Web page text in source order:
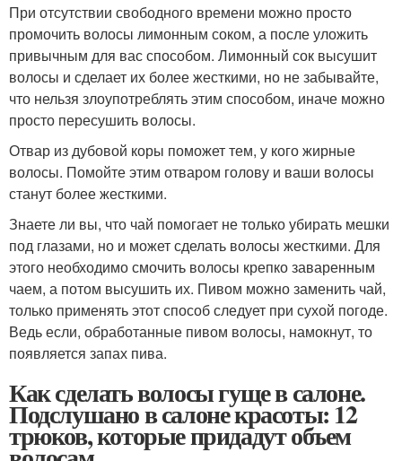
При отсутствии свободного времени можно просто
промочить волосы лимонным соком, а после уложить
привычным для вас способом. Лимонный сок высушит
волосы и сделает их более жесткими, но не забывайте,
что нельзя злоупотреблять этим способом, иначе можно
просто пересушить волосы.
Отвар из дубовой коры поможет тем, у кого жирные
волосы. Помойте этим отваром голову и ваши волосы
станут более жесткими.
Знаете ли вы, что чай помогает не только убирать мешки
под глазами, но и может сделать волосы жесткими. Для
этого необходимо смочить волосы крепко заваренным
чаем, а потом высушить их. Пивом можно заменить чай,
только применять этот способ следует при сухой погоде.
Ведь если, обработанные пивом волосы, намокнут, то
появляется запах пива.
Как сделать волосы гуще в салоне.
Подслушано в салоне красоты: 12
трюков, которые придадут объем